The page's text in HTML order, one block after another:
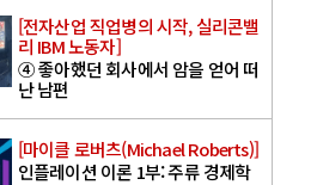
[전자산업 직업병의 시작, 실리콘밸
리 IBM 노동자]
④ 좋아했던 회사에서 암을 얻어 떠
난 남편
[마이클 로버츠(Michael Roberts)]
인플레이션 이론 1부: 주류 경제학